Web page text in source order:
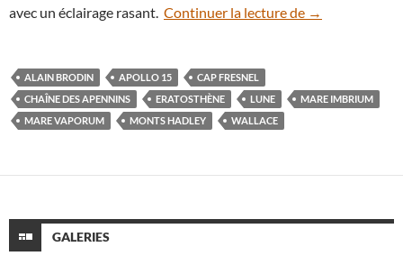
avec un éclairage rasant. Continuer la lecture de Paysages
→
ALAIN BRODIN APOLLO 15
CAP FRESNEL
CHAÎNE DES APENNINS
ERATOSTHÈNE LUNE
MARE IMBRIUM
MARE VAPORUM
MONTS HADLEY WALLACE
GALERIES